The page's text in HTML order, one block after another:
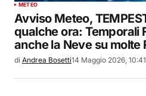
METEO
Avviso Meteo,
qualche ora: Temporali
anche la Neve su molte
di Andrea Bosetti14 Maggio 2026, 10:41